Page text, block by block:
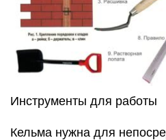
Инструменты для работы
Кельма нужна для